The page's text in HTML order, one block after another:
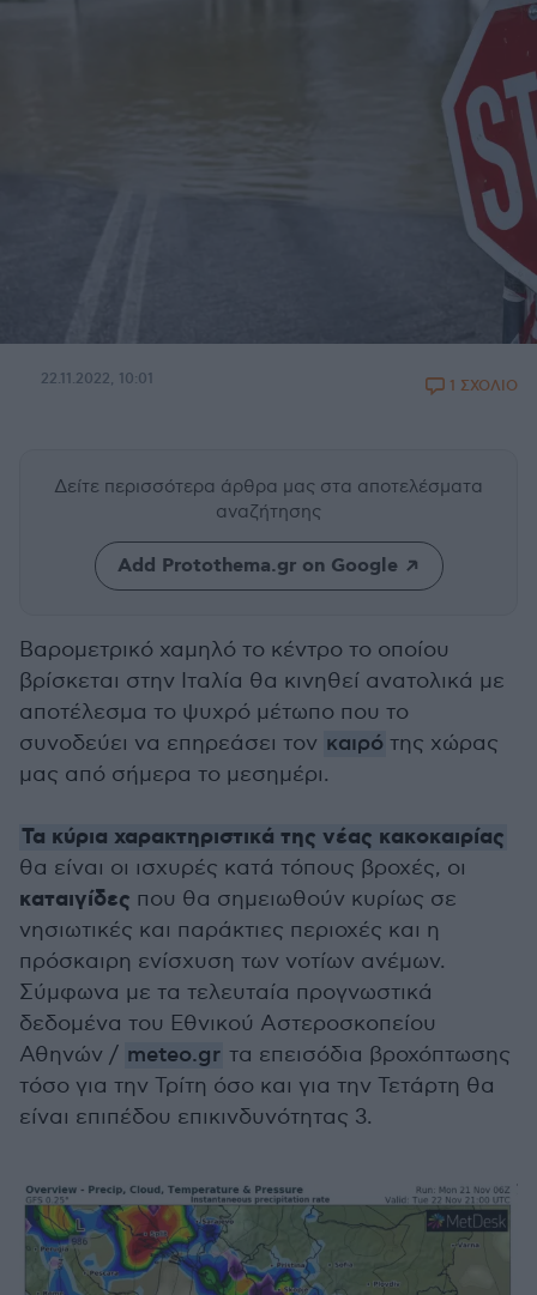
22.11.2022, 10:01 1 ΣΧΟΛΙΟ
Δείτε περισσότερα άρθρα μας στα αποτελέσματα
αναζήτησης
Add Protothema.gr on Google
Βαρομετρικό χαμηλό το κέντρο το οποίου
βρίσκεται στην Ιταλία θα κινηθεί ανατολικά με
αποτέλεσμα το ψυχρό μέτωπο που το
συνοδεύει να επηρεάσει τον καιρό της χώρας
μας από σήμερα το μεσημέρι.
Τα κύρια χαρακτηριστικά της νέας κακοκαιρίας
θα είναι οι ισχυρές κατά τόπους βροχές, οι
καταιγίδες που θα σημειωθούν κυρίως σε
νησιωτικές και παράκτιες περιοχές και η
πρόσκαιρη ενίσχυση των νοτίων ανέμων.
Σύμφωνα με τα τελευταία προγνωστικά
δεδομένα του Εθνικού Αστεροσκοπείου
Αθηνών / meteo.gr τα επεισόδια βροχόπτωσης
τόσο για την Τρίτη όσο και για την Τετάρτη θα
είναι επιπέδου επικινδυνότητας 3.